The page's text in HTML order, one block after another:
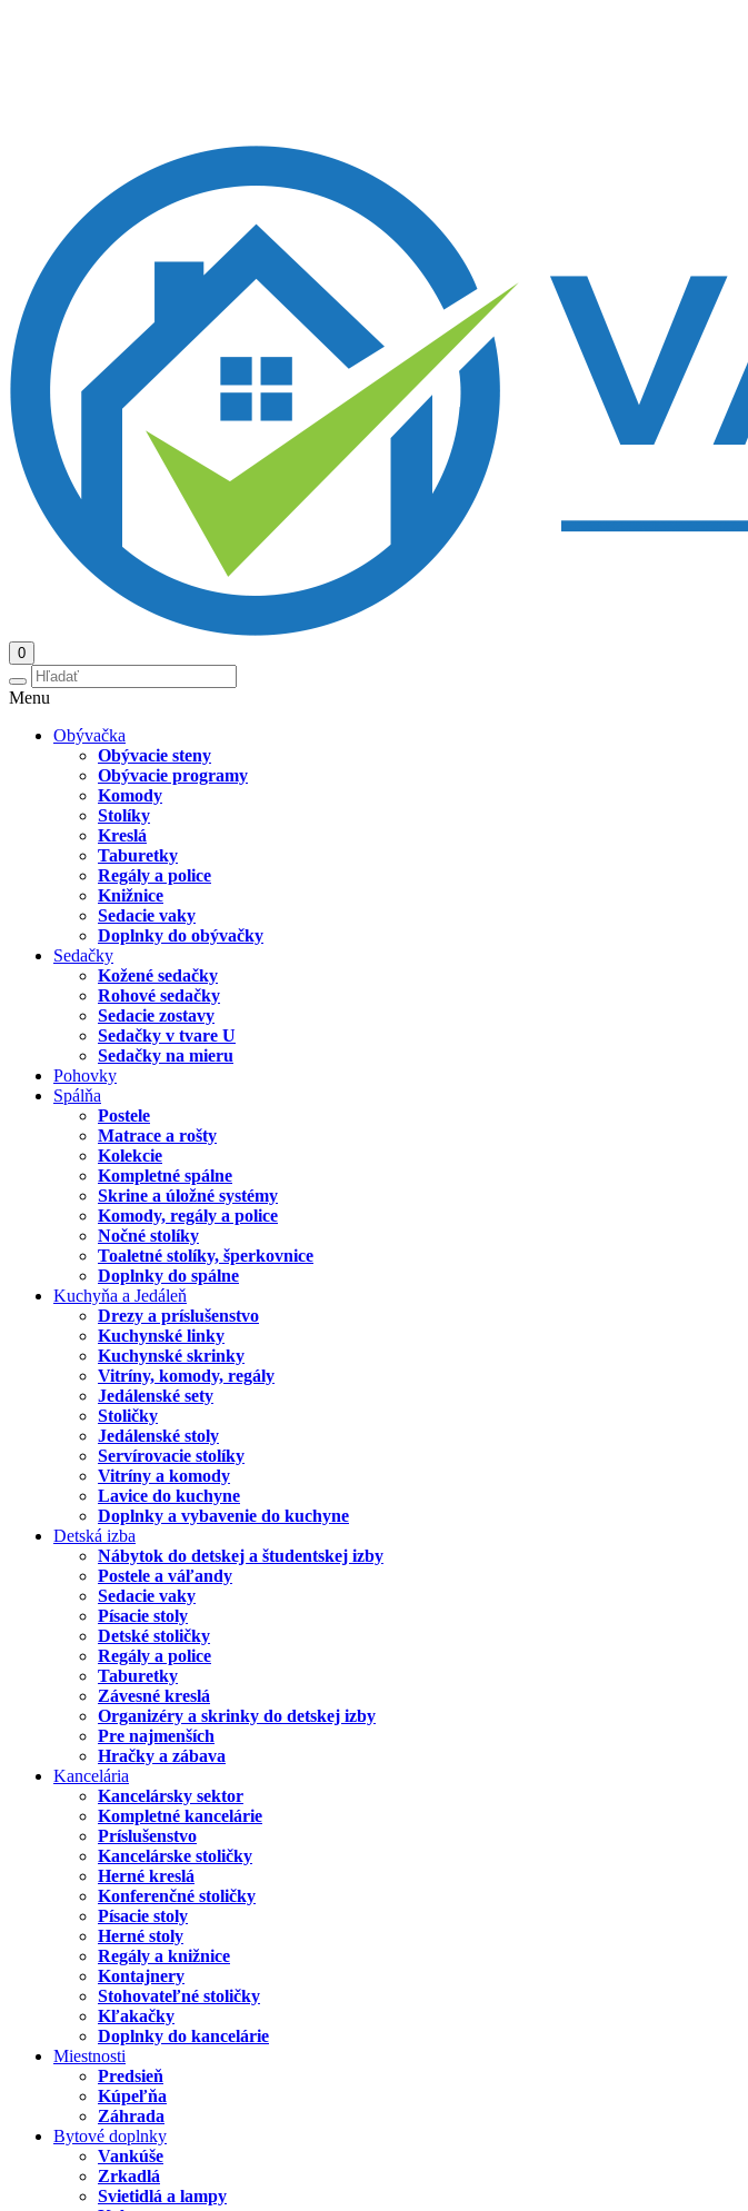
0
Menu
Obývačka
Obývacie steny
Obývacie programy
Komody
Stolíky
Kreslá
Taburetky
Regály a police
Knižnice
Sedacie vaky
Doplnky do obývačky
Sedačky
Kožené sedačky
Rohové sedačky
Sedacie zostavy
Sedačky v tvare U
Sedačky na mieru
Pohovky
Spálňa
Postele
Matrace a rošty
Kolekcie
Kompletné spálne
Skrine a úložné systémy
Komody, regály a police
Nočné stolíky
Toaletné stolíky, šperkovnice
Doplnky do spálne
Kuchyňa a Jedáleň
Drezy a príslušenstvo
Kuchynské linky
Kuchynské skrinky
Vitríny, komody, regály
Jedálenské sety
Stoličky
Jedálenské stoly
Servírovacie stolíky
Vitríny a komody
Lavice do kuchyne
Doplnky a vybavenie do kuchyne
Detská izba
Nábytok do detskej a študentskej izby
Postele a váľandy
Sedacie vaky
Písacie stoly
Detské stoličky
Regály a police
Taburetky
Závesné kreslá
Organizéry a skrinky do detskej izby
Pre najmenších
Hračky a zábava
Kancelária
Kancelársky sektor
Kompletné kancelárie
Príslušenstvo
Kancelárske stoličky
Herné kreslá
Konferenčné stoličky
Písacie stoly
Herné stoly
Regály a knižnice
Kontajnery
Stohovateľné stoličky
Kľakačky
Doplnky do kancelárie
Miestnosti
Predsieň
Kúpeľňa
Záhrada
Bytové doplnky
Vankúše
Zrkadlá
Svietidlá a lampy